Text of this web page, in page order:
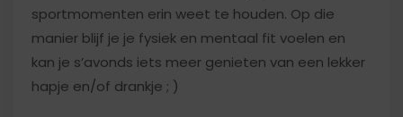
sportmomenten erin weet te houden. Op die
manier blijf je je fysiek en mentaal fit voelen en
kan je s’avonds iets meer genieten van een lekker
hapje en/of drankje ; )